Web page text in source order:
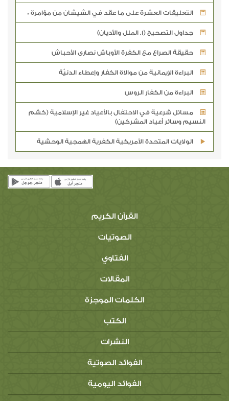
التعليقات العشرة على ما عقد في الشيشان من مؤامرة *
جداول التصحيح (1. الملل والأديان)
حقيقة الصراع مع الكفرة الأوباش نصارى الأحباش
البراءة الإيمانية من موالاة الكفار وإعطاء الدنيَّة
البراءة من الكفار الروس
مسائل شرعية في الاحتفال بالأعياد غير الإسلامية (كشم
النسيم وسائر أعياد المشركين)
الولايات المتحدة الأمريكية الكفرية الهمجية الوحشية
القرآن الكريم
الصوتيات
الفتاوي
المقالات
الكلمات الموجزة
الكتب
النشرات
الفوائد الصوتية
الفوائد اليومية